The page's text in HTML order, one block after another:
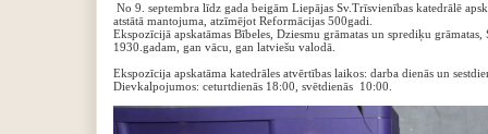
No 9. septembra līdz gada beigām Liepājas Sv.Trīsvienības katedrālē
atstātā mantojuma, atzīmējot Reformācijas 500gadi.
Ekspozīcijā apskatāmas Bībeles, Dziesmu grāmatas un sprediķu
1930.gadam, gan vācu, gan latviešu valodā.
‍Ekspozīcija apskatāma katedrāles atvērtības laikos: darba dienās un
‍Dievkalpojumos: ceturtdienās 18:00, svētdienās 10:00.